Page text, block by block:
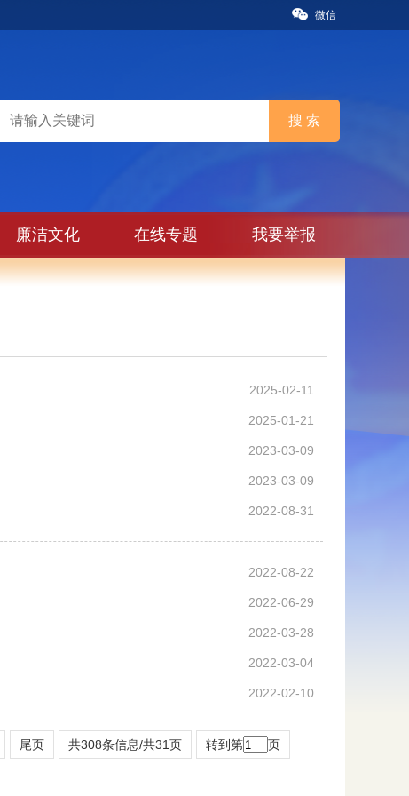
微信
廉洁文化 在线专题 我要举报
2025-02-11
2025-01-21
2023-03-09
2023-03-09
2022-08-31
2022-08-22
2022-06-29
2022-03-28
2022-03-04
2022-02-10
尾页 共308条信息/共31页 转到第 页